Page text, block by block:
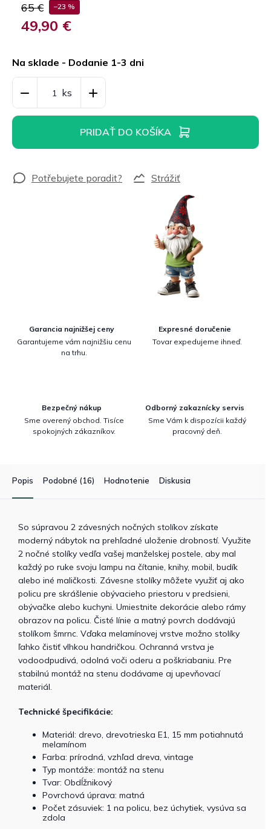
65 € –23 %
49,90 €
cena:
Na sklade - Dodanie 1-3 dni
PRIDAŤ DO KOŠÍKA
Strážiť
Garancia najnižšej ceny
Garantujeme vám najnižšiu cenu
na trhu.
Expresné doručenie
Tovar expedujeme ihneď.
Bezpečný nákup
Sme overený obchod. Tisíce
spokojných zákazníkov.
Odborný zakaznícky servis
Sme Vám k dispozícii každý
pracovný deň.
Popis Podobné (16) Hodnotenie Diskusia
So súpravou 2 závesných nočných stolíkov získate
moderný nábytok na prehľadné uloženie drobností. Využite
2 nočné stolíky vedľa vašej manželskej postele, aby mal
každý po ruke svoju lampu na čítanie, knihy, mobil, budík
alebo iné maličkosti. Závesne stolíky môžete využiť aj ako
policu pre skrášlenie obývacieho priestoru v predsieni,
obývačke alebo kuchyni. Umiestnite dekorácie alebo rámy
obrazov na policu. Čisté línie a matný povrch dodávajú
stolíkom šmrnc. Vďaka melamínovej vrstve možno stolíky
ľahko čistiť vlhkou handričkou. Ochranná vrstva je
vodoodpudivá, odolná voči oderu a poškriabaniu. Pre
stabilnú montáž na stenu dodávame aj upevňovací
materiál.
Technické špecifikácie:
Materiál: drevo, drevotrieska E1, 15 mm potiahnutá
melamínom
Farba: prírodná, vzhľad dreva, vintage
Typ montáže: montáž na stenu
Tvar: Obdĺžnikový
Povrchová úprava: matná
Počet zásuviek: 1 na policu, bez úchytiek, vysúva sa
zdola